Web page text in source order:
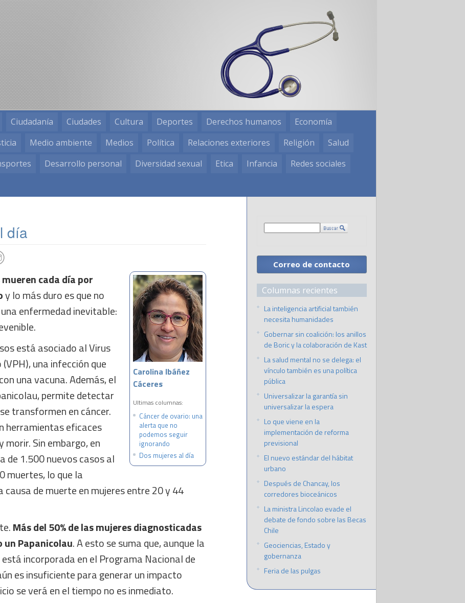
Ciudadanía Ciudades Cultura Deportes Derechos humanos
Economía
Medio ambiente Medios Política Relaciones exteriores Religión
Salud
Desarrollo personal Diversidad sexual Etica Infancia
Redes sociales
día
Carolina Ibáñez
Cáceres
Ultimas columnas:
Cáncer de ovario: una
alerta que no
podemos seguir
ignorando
Dos mujeres al día
cada día por
y lo más duro es que no
enfermedad inevitable:
está asociado al Virus
una infección que
una vacuna. Además, el
permite detectar
transformen en cáncer.
herramientas eficaces
Sin embargo, en
de 1.500 nuevos casos al
muertes, lo que la
de muerte en mujeres entre 20 y 44
Más del 50% de las mujeres diagnosticadas
un Papanicolau. A esto se suma que, aunque la
incorporada en el Programa Nacional de
es insuficiente para generar un impacto
se verá en el tiempo no es inmediato.
Correo de contacto
Columnas recientes
La inteligencia artificial también
necesita humanidades
Gobernar sin coalición: los anillos
de Boric y la colaboración de Kast
La salud mental no se delega: el
vínculo también es una política
pública
Universalizar la garantía sin
universalizar la espera
Lo que viene en la
implementación de reforma
previsional
El nuevo estándar del hábitat
urbano
Después de Chancay, los
corredores bioceánicos
La ministra Lincolao evade el
debate de fondo sobre las Becas
Chile
Geociencias, Estado y
gobernanza
Feria de las pulgas